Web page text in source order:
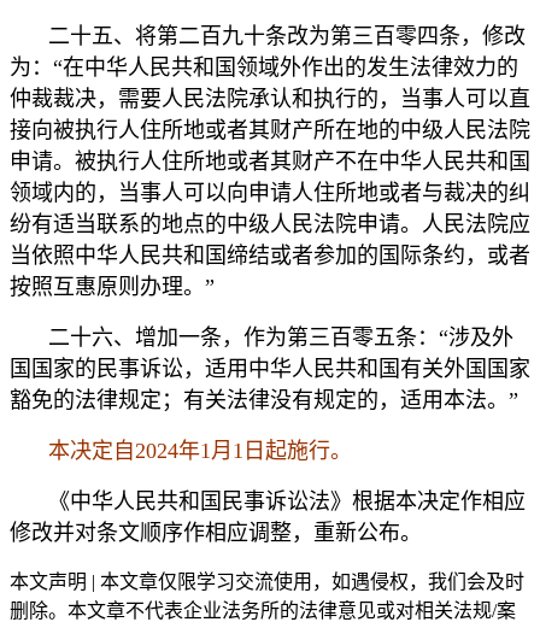
二十五、将第二百九十条改为第三百零四条，修改
为：“在中华人民共和国领域外作出的发生法律效力的
仲裁裁决，需要人民法院承认和执行的，当事人可以直
接向被执行人住所地或者其财产所在地的中级人民法院
申请。被执行人住所地或者其财产不在中华人民共和国
领域内的，当事人可以向申请人住所地或者与裁决的纠
纷有适当联系的地点的中级人民法院申请。人民法院应
当依照中华人民共和国缔结或者参加的国际条约，或者
按照互惠原则办理。”
二十六、增加一条，作为第三百零五条：“涉及外
国国家的民事诉讼，适用中华人民共和国有关外国国家
豁免的法律规定；有关法律没有规定的，适用本法。”
本决定自2024年1月1日起施行。
《中华人民共和国民事诉讼法》根据本决定作相应
修改并对条文顺序作相应调整，重新公布。
本文声明 | 本文章仅限学习交流使用，如遇侵权，我们会及时
删除。本文章不代表企业法务所的法律意见或对相关法规/案